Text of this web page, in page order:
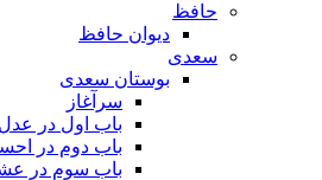
حافظ
دیوان حافظ
سعدی
بوستان سعدی
سرآغاز
باب اول در عدل
باب دوم در
باب سوم در